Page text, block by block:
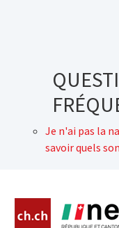
Je n'ai pas la
savoir quels